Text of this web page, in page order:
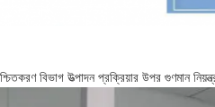
বিভাগ উত্পাদন প্রক্রিয়ার উপর গুণমান